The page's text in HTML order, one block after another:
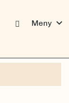
Meny expand_more